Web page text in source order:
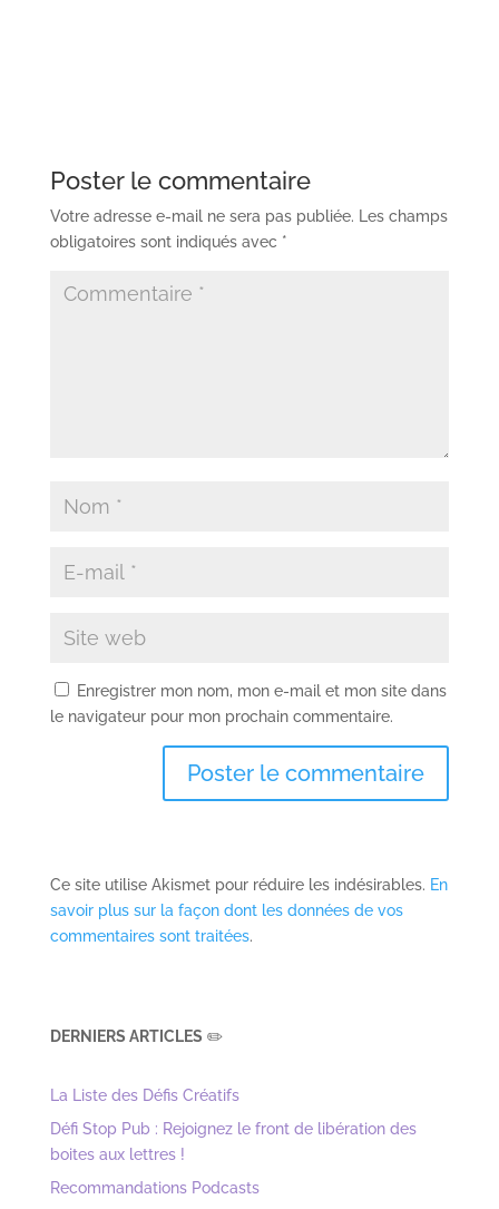
Poster le commentaire
Votre adresse e-mail ne sera pas publiée. Les champs
obligatoires sont indiqués avec *
Enregistrer mon nom, mon e-mail et mon site dans
le navigateur pour mon prochain commentaire.
Ce site utilise Akismet pour réduire les indésirables. En
savoir plus sur la façon dont les données de vos
commentaires sont traitées.
DERNIERS ARTICLES ✏️
La Liste des Défis Créatifs
Défi Stop Pub : Rejoignez le front de libération des
boites aux lettres !
Recommandations Podcasts